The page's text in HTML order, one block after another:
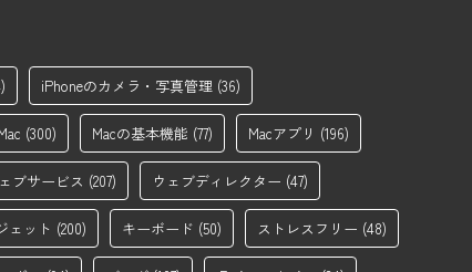
iPhoneのカメラ・写真管理 (36)
(300) Macの基本機能 (77) Macアプリ (196)
ブサービス (207) ウェブディレクター (47)
ェット (200) キーボード (50) ストレスフリー (48)